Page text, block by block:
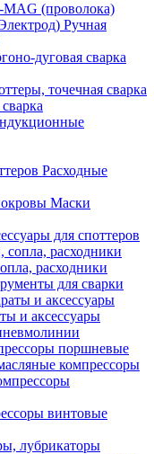
MAG (проволока)
Ручная
дуговая сварка
точечная сварка
Расходные
Маски
для споттеров
расходники
для сварки
и аксессуары
поршневые
компрессоры
винтовые
лубрикаторы